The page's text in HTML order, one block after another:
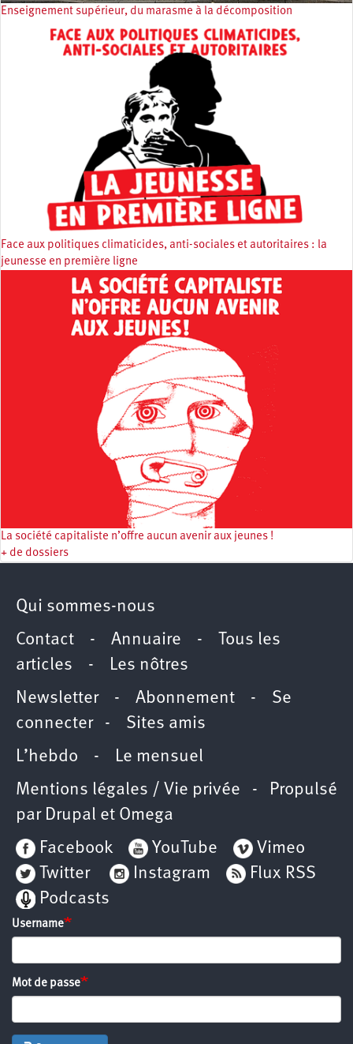
Enseignement supérieur, du marasme à la décomposition
Face aux politiques climaticides, anti-sociales et autoritaires : la
jeunesse en première ligne
La société capitaliste n’offre aucun avenir aux jeunes !
+ de dossiers
Qui sommes-nous
Contact - Annuaire -
Tous les
articles - Les nôtres
Newsletter- Abonnement - Se
connecter- Sites amis
L’hebdo - Le mensuel
Mentions légales / Vie privée - Propulsé
par Drupal et Omega
Facebook
YouTube
Vimeo
Twitter
Instagram
Flux RSS
Podcasts
Username
Mot de passe